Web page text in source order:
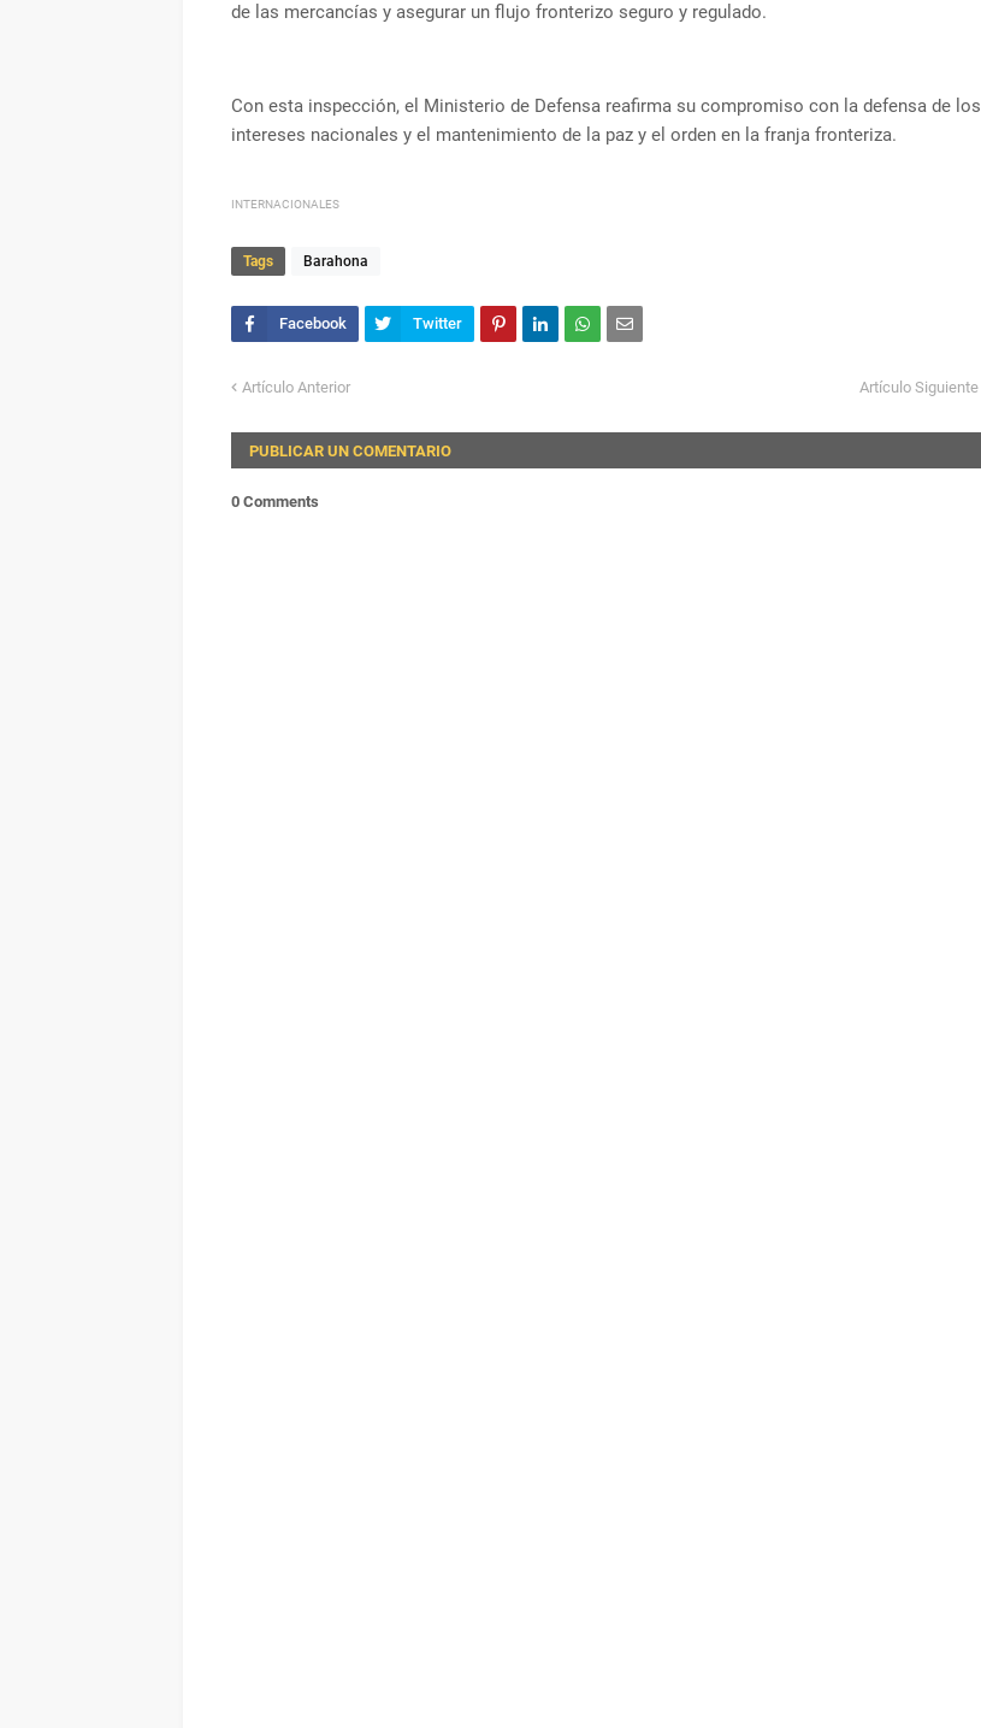
de las mercancías y asegurar un flujo fronterizo seguro y regulado.
Con esta inspección, el Ministerio de Defensa reafirma su compromiso con la defensa de los
intereses nacionales y el mantenimiento de la paz y el orden en la franja fronteriza.
INTERNACIONALES
Tags Barahona
Artículo Anterior Artículo Siguiente
PUBLICAR UN COMENTARIO
0 Comments